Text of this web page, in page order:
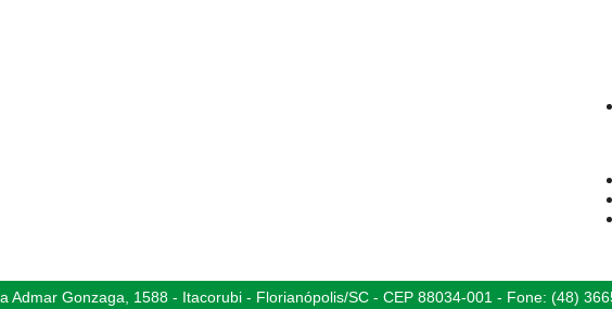
Admar Gonzaga, 1588 - Itacorubi - Florianópolis/SC - CEP 88034-001 - Fone: (48)